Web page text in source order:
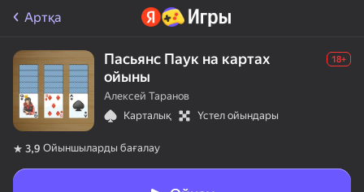
Артқа
Пасьянс Паук на картах
ойыны
18+
Алексей Таранов
Карталық
Үстел ойындары
3,9 Ойыншыларды бағалау